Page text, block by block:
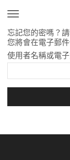
忘記您的密嗎？
您將會在電子郵
使用者名稱或電